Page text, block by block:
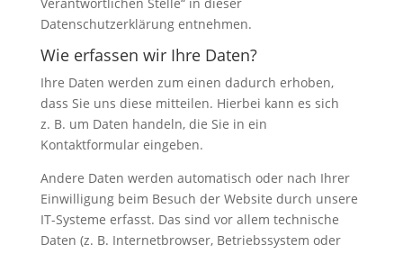
Datenschutzerklärung entnehmen.
Wie erfassen wir Ihre Daten?
Ihre Daten werden zum einen dadurch erhoben,
dass Sie uns diese mitteilen. Hierbei kann es sich
z. B. um Daten handeln, die Sie in ein
Kontaktformular eingeben.
Andere Daten werden automatisch oder nach Ihrer
Einwilligung beim Besuch der Website durch unsere
IT-Systeme erfasst. Das sind vor allem technische
Daten (z. B. Internetbrowser, Betriebssystem oder